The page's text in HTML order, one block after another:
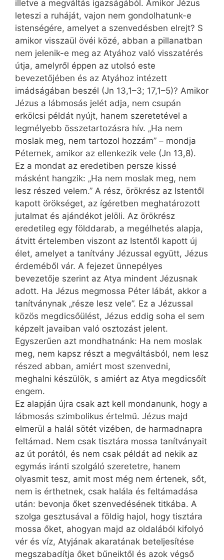
illetve a megváltás igazságából. Amikor Jézus
leteszi a ruháját, vajon nem gondolhatunk-e
istenségére, amelyet a szenvedésben elrejt? S
amikor visszaül övéi közé, abban a pillanatban
nem jelenik-e meg az Atyához való visszatérés
útja, amelyről éppen az utolsó este
bevezetőjében és az Atyához intézett
imádságában beszél (Jn 13,1–3; 17,1–5)? Amikor
Jézus a lábmosás jelét adja, nem csupán
erkölcsi példát nyújt, hanem szeretetével a
legmélyebb összetartozásra hív. „Ha nem
moslak meg, nem tartozol hozzám” – mondja
Péternek, amikor az ellenkezik vele (Jn 13,8).
Ez a mondat az eredetiben persze kissé
másként hangzik: „Ha nem moslak meg, nem
lesz részed velem.” A rész, örökrész az Istentől
kapott örökséget, az ígéretben meghatározott
jutalmat és ajándékot jelöli. Az örökrész
eredetileg egy földdarab, a megélhetés alapja,
átvitt értelemben viszont az Istentől kapott új
élet, amelyet a tanítvány Jézussal együtt, Jézus
érdeméből vár. A fejezet ünnepélyes
bevezetője szerint az Atya mindent Jézusnak
adott. Ha Jézus megmossa Péter lábát, akkor a
tanítványnak „része lesz vele”. Ez a Jézussal
közös megdicsőülést, Jézus eddig soha el sem
képzelt javaiban való osztozást jelent.
Egyszerűen azt mondhatnánk: Ha nem moslak
meg, nem kapsz részt a megváltásból, nem lesz
részed abban, amiért most szenvedni,
meghalni készülök, s amiért az Atya megdicsőít
engem.
Ez alapján újra csak azt kell mondanunk, hogy a
lábmosás szimbolikus értelmű. Jézus majd
elmerül a halál sötét vizében, de harmadnapra
feltámad. Nem csak tisztára mossa tanítványait
az út porától, és nem csak példát ad nekik az
egymás iránti szolgáló szeretetre, hanem
olyasmit tesz, amit most még nem értenek, sőt,
nem is érthetnek, csak halála és feltámadása
után: bevonja őket szenvedésének titkába. A
szolga gesztusával a földig hajol, hogy tisztára
mossa őket, ahogyan majd az oldalából kifolyó
vér és víz, Atyjának akaratának beteljesítése
megszabadítja őket bűneiktől és azok végső